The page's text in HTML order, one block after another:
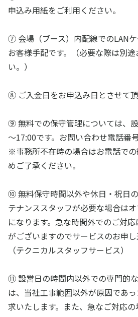
申込み用紙をご利用ください。
⑦ 会場（ブース）内配線でのLAN
お客様手配です。（必要な際は別
い。）
⑧ ご入金日をお申込み日とさせて頂
⑨ 無料での保守管理については、
～17:00です。お問い合わせ電話番
※事務所不在時の場合はお電話で
めご了承ください。
⑩ 無料保守時間以外や休日・祝日
テナンススタッフが必要な場合は
になります。急な時間外でのご対
がございますのでサービスのお申し
（テクニカルスタッフサービス）
⑪ 設営日の時間内以外での専門的
は、当社工事範囲以外が原因であ
求いたします。また、急なご対応